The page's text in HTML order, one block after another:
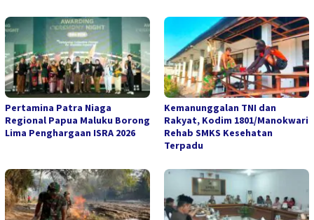
Pertamina Patra Niaga
Regional Papua Maluku Borong
Lima Penghargaan ISRA 2026
Kemanunggalan TNI dan
Rakyat, Kodim 1801/Manokwari
Rehab SMKS Kesehatan
Terpadu